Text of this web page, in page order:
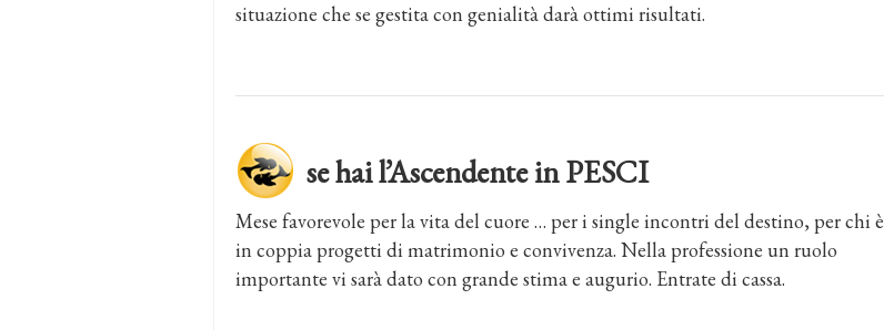
situazione che se gestita con genialità darà ottimi risultati.
se hai l’Ascendente in PESCI
Mese favorevole per la vita del cuore … per i single incontri del destino, per chi è
in coppia progetti di matrimonio e convivenza. Nella professione un ruolo
importante vi sarà dato con grande stima e augurio. Entrate di cassa.